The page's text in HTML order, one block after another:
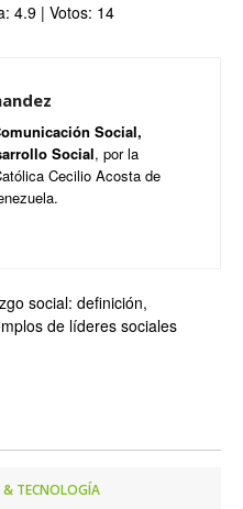
4.9| Votos: 14
Social,
Social, por la
Cecilio Acosta de
social: definición,
de líderes sociales
& TECNOLOGÍA